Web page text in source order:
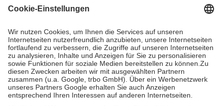
In den Warenkorb